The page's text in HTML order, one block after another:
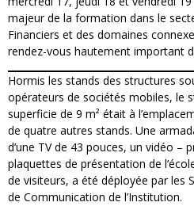
majeur de la formation dans le
Financiers et des domaines
rendez-vous hautement important
Hormis les stands des structures
opérateurs de sociétés mobiles, le
superficie de 9 m² était à
de quatre autres stands. Une
d’une TV de 43 pouces, un vidéo –
plaquettes de présentation de
de visiteurs, a été déployée par les
de Communication de l’Institution.